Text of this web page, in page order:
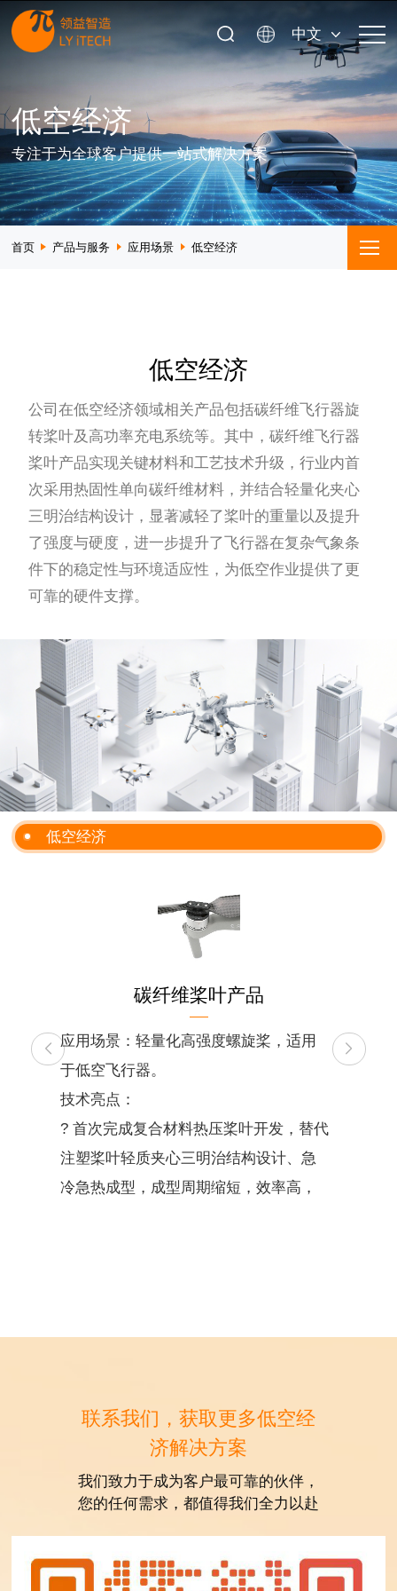
中文
低空经济
专注于为全球客户提供一站式解决方案
首页 产品与服务 应用场景 低空经济
低空经济
公司在低空经济领域相关产品包括碳纤维飞行器旋
转桨叶及高功率充电系统等。其中，碳纤维飞行器
桨叶产品实现关键材料和工艺技术升级，行业内首
次采用热固性单向碳纤维材料，并结合轻量化夹心
三明治结构设计，显著减轻了桨叶的重量以及提升
了强度与硬度，进一步提升了飞行器在复杂气象条
件下的稳定性与环境适应性，为低空作业提供了更
可靠的硬件支撑。
低空经济
碳纤维桨叶产品
应用场景：轻量化高强度螺旋桨，适用
于低空飞行器。
技术亮点：
? 首次完成复合材料热压桨叶开发，替代
注塑桨叶轻质夹心三明治结构设计、急
冷急热成型，成型周期缩短，效率高，
构。
联系我们，获取更多低空经
济解决方案
我们致力于成为客户最可靠的伙伴，
您的任何需求，都值得我们全力以赴